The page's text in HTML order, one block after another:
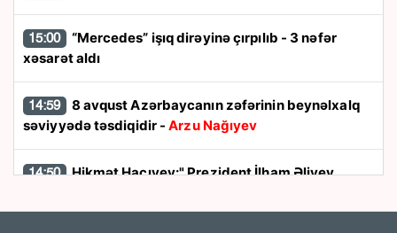
15:00
xəsarət aldı
14:59
səviyyədə təsdiqidir -Arzu Nağıyev
14:50 Hikmət Hacıyev:" Prezident İlham Əliyev